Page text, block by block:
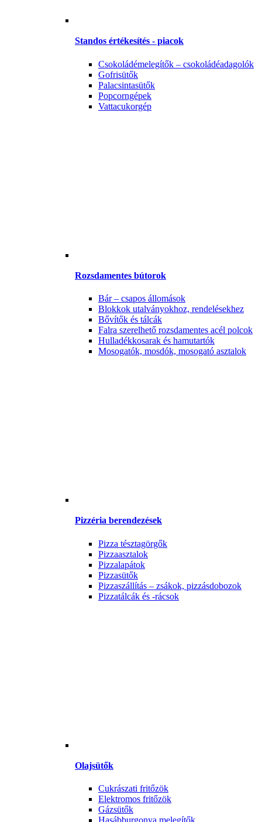
Standos értékesítés - piacok
Csokoládémelegítők – csokoládéadagolók
Gofrisütők
Palacsintasütők
Popcorngépek
Vattacukorgép
Rozsdamentes bútorok
Bár – csapos állomások
Blokkok utalványokhoz, rendelésekhez
Bővítők és tálcák
Falra szerelhető rozsdamentes acél polcok
Hulladékkosarak és hamutartók
Mosogatók, mosdók, mosogató asztalok
Pizzéria berendezések
Pizza tésztagörgők
Pizzaasztalok
Pizzalapátok
Pizzasütők
Pizzaszállítás – zsákok, pizzásdobozok
Pizzatálcák és -rácsok
Olajsütők
Cukrászati fritőzök
Elektromos fritőzök
Gázsütők